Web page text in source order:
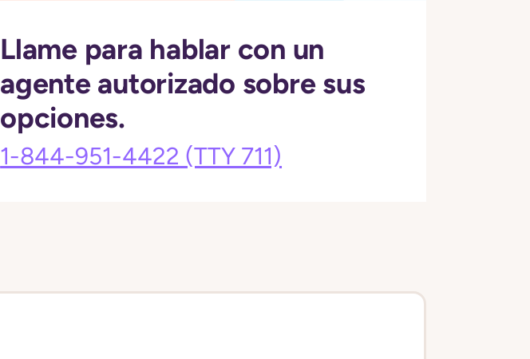
Llame para hablar con un
agente autorizado sobre sus
opciones.
1-844-951-4422 (TTY 711)